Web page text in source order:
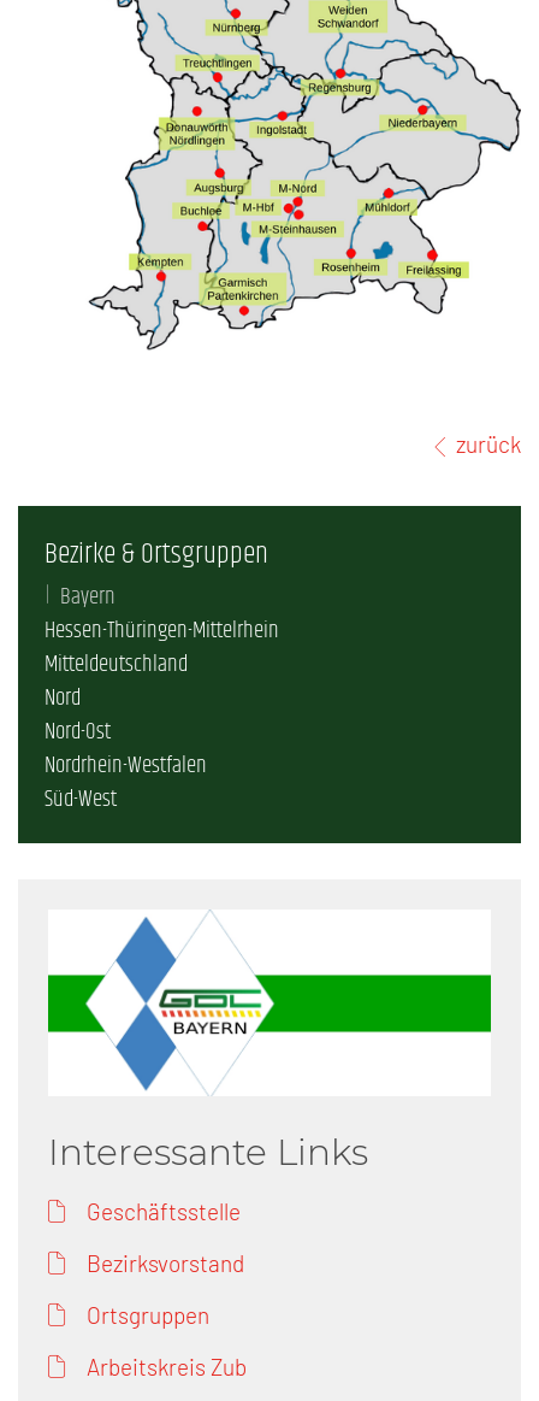
zurück
Bezirke & Ortsgruppen
Bayern
Hessen-Thüringen-Mittelrhein
Mitteldeutschland
Nord
Nord-Ost
Nordrhein-Westfalen
Süd-West
Interessante Links
Geschäftsstelle
Bezirksvorstand
Ortsgruppen
Arbeitskreis Zub